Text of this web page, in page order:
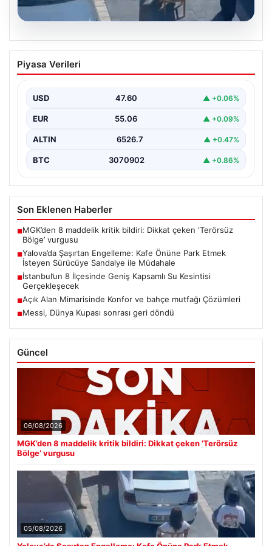
05.08.2026
Yalova’da Şaşırtan Engelleme: Kafe
Önüne Park Etmek İsteyen Sürücüye
Yalova'da yaşanan sıra dışı bir olay, gündeme damgasını
Piyasa Verileri
USD 47.60 ▲ +0.06%
EUR 55.06 ▲ +0.09%
ALTIN 6526.7 ▲ +0.47%
BTC 3070902 ▲ +0.86%
Son Eklenen Haberler
■MGK’den 8 maddelik kritik bildiri: Dikkat çeken ‘Terörsüz
Bölge’ vurgusu
■Yalova’da Şaşırtan Engelleme: Kafe Önüne Park Etmek
İsteyen Sürücüye Sandalye ile Müdahale
■İstanbul’un 8 İlçesinde Geniş Kapsamlı Su Kesintisi
Gerçekleşecek
■Açık Alan Mimarisinde Konfor ve bahçe mutfağı Çözümleri
■Messi, Dünya Kupası sonrası geri döndü
Güncel
06/08/2026
MGK’den 8 maddelik kritik bildiri: Dikkat çeken ‘Terörsüz
Bölge’ vurgusu
05/08/2026